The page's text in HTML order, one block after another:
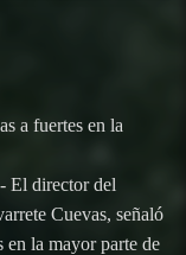
a fuertes en la
El director del
Cuevas, señaló
en la mayor parte de